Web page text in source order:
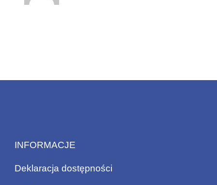
INFORMACJE
Deklaracja dostępności